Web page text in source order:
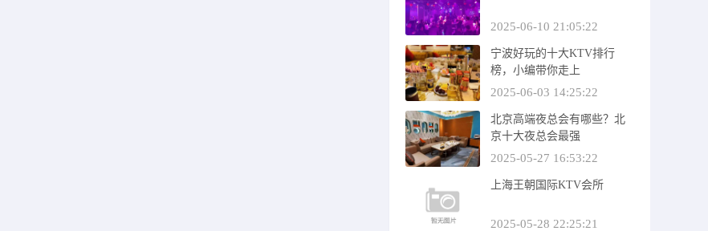
2025-06-10 21:05:22
宁波好玩的十大KTV排行
榜，小编带你走上
2025-06-03 14:25:22
北京高端夜总会有哪些？北
京十大夜总会最强
2025-05-27 16:53:22
上海王朝国际KTV会所
2025-05-28 22:25:21